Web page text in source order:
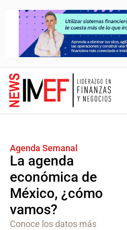
Agenda Semanal
La agenda
económica de
México, ¿cómo
vamos?
Conoce los datos más